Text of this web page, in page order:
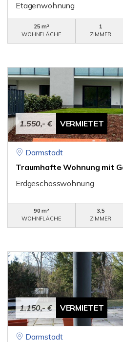
Etagenwohnung
25 m²
WOHNFLÄCHE
1
ZIMMER
1.550,- € VERMIETET
Darmstadt
Traumhafte Wohnung mit
Erdgeschosswohnung
90 m²
WOHNFLÄCHE
3,5
ZIMMER
1.150,- € VERMIETET
Darmstadt